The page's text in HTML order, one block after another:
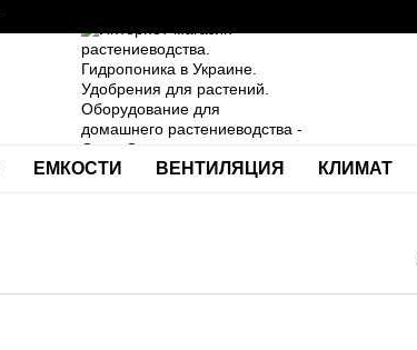
ЕМКОСТИ ВЕНТИЛЯЦИЯ КЛИМАТ